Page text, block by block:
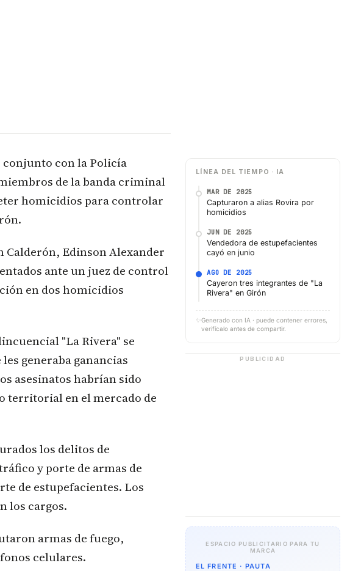
conjunto con la Policía
de la banda criminal
homicidios para controlar
Calderón, Edinson Alexander
ante un juez de control
en dos homicidios
"La Rivera" se
generaba ganancias
asesinatos habrían sido
territorial en el mercado de
los delitos de
y porte de armas de
de estupefacientes. Los
los cargos.
armas de fuego,
celulares.
LÍNEA DEL TIEMPO · IA
MAR DE 2025
Capturaron a alias Rovira por
homicidios
JUN DE 2025
Vendedora de estupefacientes
cayó en junio
AGO DE 2025
Cayeron tres integrantes de "La
Rivera" en Girón
✨ Generado con IA · puede contener errores,
verifícalo antes de compartir.
PUBLICIDAD
ESPACIO PUBLICITARIO PARA TU
MARCA
EL FRENTE · PAUTA